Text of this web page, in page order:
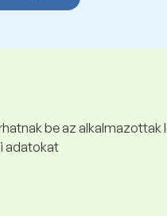
be az
adatokat